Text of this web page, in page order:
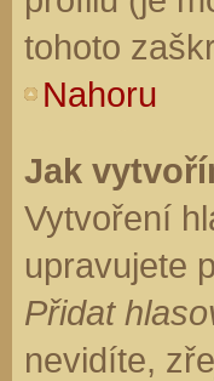
tohoto
Nahoru
Jak
Vytvoření
upravujete
Přidat
nevidíte,